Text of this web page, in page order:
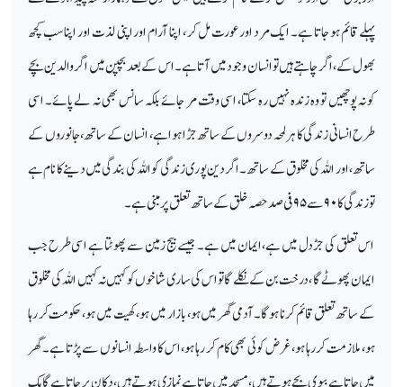
پہلے قائم ہو جاتا ہے۔ ایک مرد اور عورت مل کر ، اپنا آرام اور اپنی لذت اور اپنا سب کچھ
بھول کے، اگر چاہتے ہیں تو انسان وجود میں آتا ہے۔ اس کے بعد بچپن میں اگر والدین بچے
کو نہ پوچھیں تو وہ زندہ نہیں رہ سکتا، اسی وقت مر جائے بلکہ سانس بھی نہ لے پائے۔ اسی
طرح انسانی زندگی کا ہر لمحہ دوسروں کے ساتھ جڑا ہوا ہے، انسان کے ساتھ، جانوروں کے
ساتھ، اور اللہ کی مخلوق کے ساتھ۔ اگردین پوری زندگی کو اللہ کی بندگی میں دینے کا نام ہے
تو زندگی کا۹۰سے۹۵فی صد حصہ خلق کے ساتھ تعلق پر مبنی ہے۔
اس تعلق کی جڑ دل میں ہے، ایمان میں ہے۔ جیسے بیج زمین سے پھوٹتا ہے اسی طرح جب
ایمان پھوٹے گا ، درخت بن کے نکلے گا تواس کی ساری شاخوں کو کہیں نہ کہیں اللہ کی مخلوق
کے ساتھ تعلق قائم کرنا ہوگا۔ آدمی گھر میں ہو، بازار میں ہو، کھیت میں ہو، حکومت کر رہا
ہو، ملازمت کر رہا ہو، غرض کوئی بھی کام کر رہا ہو، اس کا واسطہ انسانوں سے پڑتا ہے۔ گھر